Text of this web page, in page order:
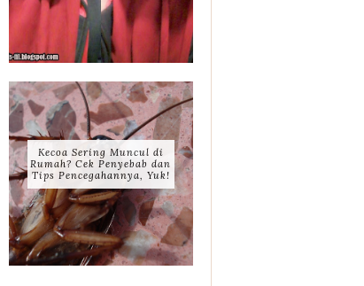
Kecoa Sering Muncul di
Rumah? Cek Penyebab dan
Tips Pencegahannya, Yuk!